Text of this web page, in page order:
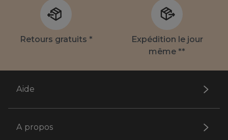
Retours gratuits *
Expédition le jour
même **
Aide
A propos